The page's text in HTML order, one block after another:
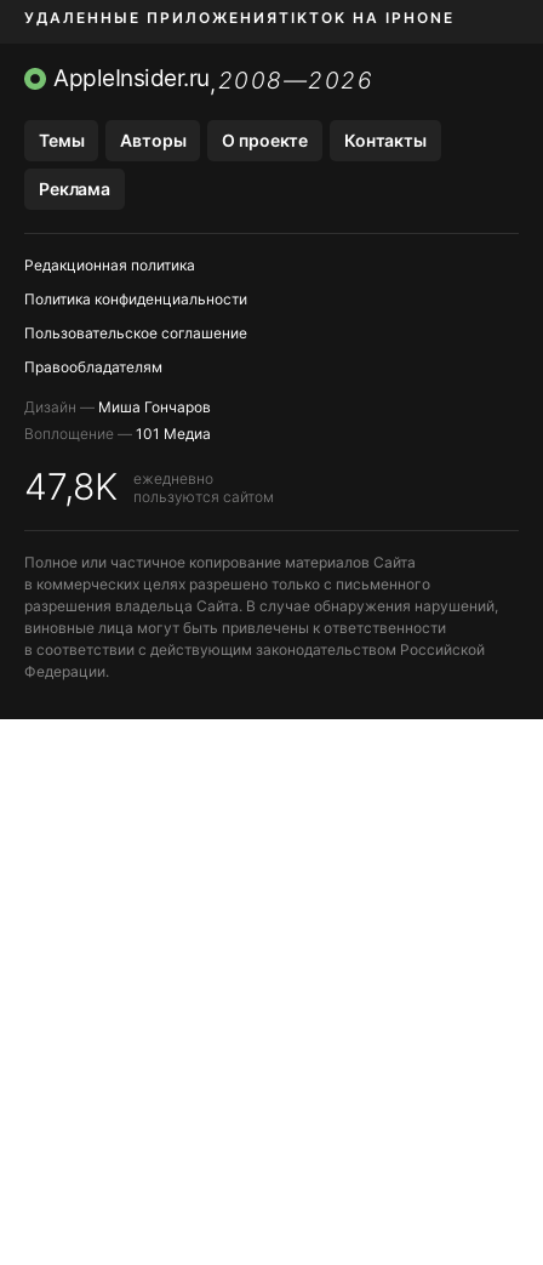
УДАЛЕННЫЕ ПРИЛОЖЕНИЯTIKTOK НА IPHONE
ПРИЛОЖЕНИЯ БЕЗ APP STORE
AppleInsider.ru,2008—2026
Темы Авторы О проекте Контакты
Реклама
Редакционная политика
Политика конфиденциальности
Пользовательское соглашение
Правообладателям
Дизайн — Миша Гончаров
Воплощение — 101 Медиа
47,8K
ежедневно
пользуются сайтом
Полное или частичное копирование материалов Сайта
в коммерческих целях разрешено только с письменного
разрешения владельца Сайта. В случае обнаружения нарушений,
виновные лица могут быть привлечены к ответственности
в соответствии с действующим законодательством Российской
Федерации.